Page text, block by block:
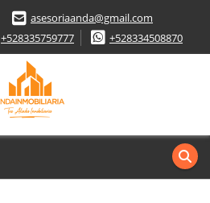
asesoriaanda@gmail.com
+528335759777
+528334508870